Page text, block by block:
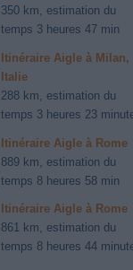
350 km, estimation du
temps 3 heures 47 min
Itinéraire Aigle à Milan,
Italie
288 km, estimation du
temps 3 heures 23
Itinéraire Aigle à Rome
889 km, estimation du
temps 8 heures 58 min
Itinéraire Aigle à Rome
861 km, estimation du
temps 8 heures 44